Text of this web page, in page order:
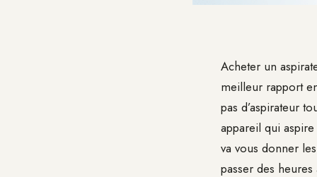
Acheter un
meilleur rapport
pas d’aspirateur
appareil qui
va vous donner
passer des